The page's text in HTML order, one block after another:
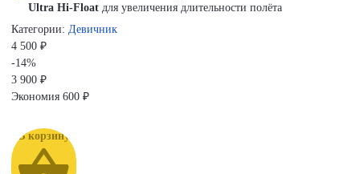
Ultra Hi-Float для увеличения длительности полёта
Категории: Девичник
4 500 ₽
-14%
3 900 ₽
Экономия 600 ₽